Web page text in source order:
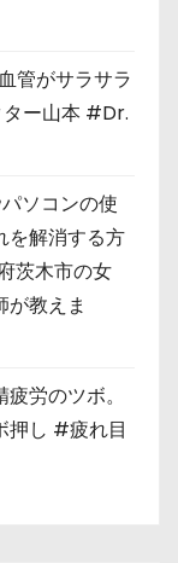
管がサラサラ
ー山本 #Dr.
ソコンの使
を解消する方
茨木市の女
が教えま
労のツボ。
し #疲れ目